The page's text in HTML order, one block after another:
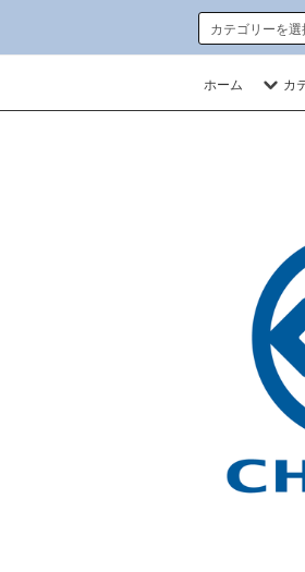
ホーム カ